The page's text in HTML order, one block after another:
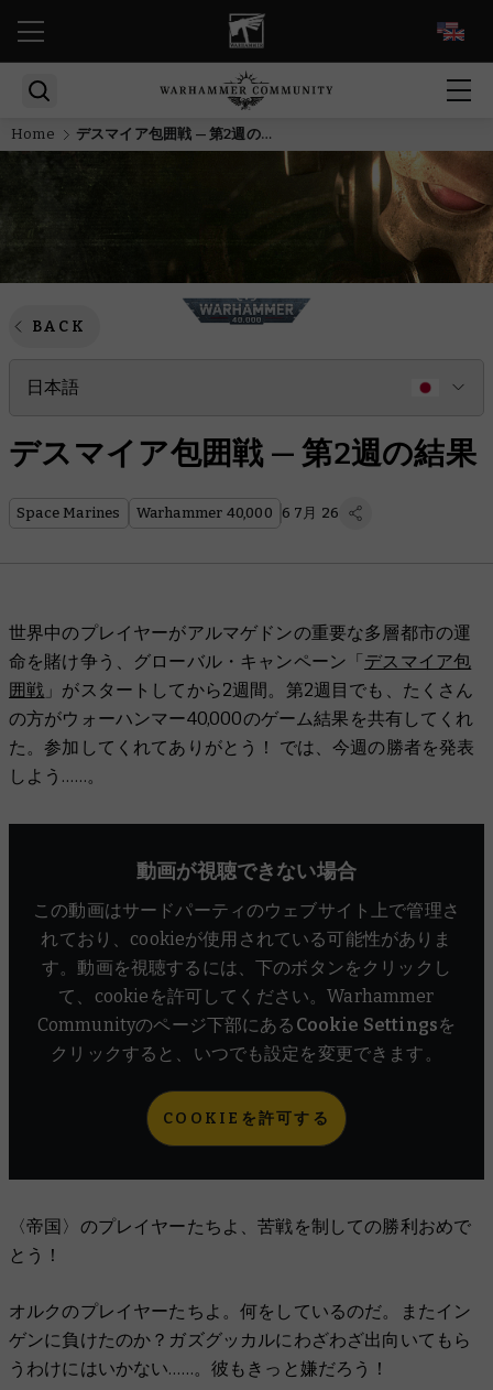
Home デスマイア包囲戦 — 第2週の結果
BACK
日本語
デスマイア包囲戦 — 第2週の結果
Space Marines Warhammer 40,000 6 7月 26
世界中のプレイヤーがアルマゲドンの重要な多層都市の運
命を賭け争う、グローバル・キャンペーン「デスマイア包
囲戦 」がスタートしてから2週間。第2週目でも、たくさん
の方がウォーハンマー40,000のゲーム結果を共有してくれ
た。参加してくれてありがとう！ では、今週の勝者を発表
しよう……。
動画が視聴できない場合
この動画はサードパーティのウェブサイト上で管理さ
れており、cookieが使用されている可能性がありま
す。動画を視聴するには、下のボタンをクリックし
て、cookieを許可してください。Warhammer
Communityのページ下部にある Cookie Settingsを
クリックすると、いつでも設定を変更できます。
COOKIEを許可する
〈帝国〉のプレイヤーたちよ、苦戦を制しての勝利おめで
とう！
オルクのプレイヤーたちよ。何をしているのだ。またイン
ゲンに負けたのか？ガズグッカルにわざわざ出向いてもら
うわけにはいかない……。彼もきっと嫌だろう！